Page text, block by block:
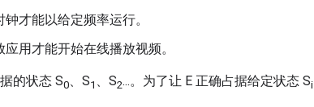
才能以给定频率运行。
用才能开始在线播放视频。
的状态 S0、S1 、S2...。为了让 E 正确占据给定状态 Si